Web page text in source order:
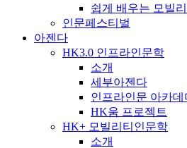
쉽게 배우는 모빌
인문페스티벌
아젠다
HK3.0 인프라인문학
소개
세부아젠다
인프라인문 아카데
HK움 프로젝트
HK+ 모빌리티인문학
소개